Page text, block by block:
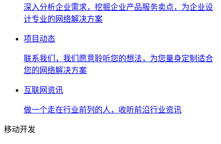
深入分析企业需求，挖掘企业产品服务卖点，为企业设
计专业的网络解决方案
项目动态
联系我们，我们愿意聆听您的想法，为您量身定制适合
您的网络解决方案
互联网资讯
做一个走在行业前列的人，收听前沿行业资讯
移动开发